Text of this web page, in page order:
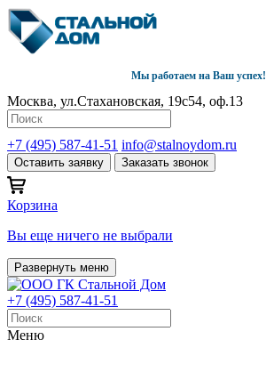
Мы работаем на Ваш успех!
Москва, ул.Стахановская, 19с54, оф.13
+7 (495) 587-41-51 info@stalnoydom.ru
Оставить заявку Заказать звонок
Корзина
Вы еще ничего не выбрали
Развернуть меню
+7 (495) 587-41-51
Меню